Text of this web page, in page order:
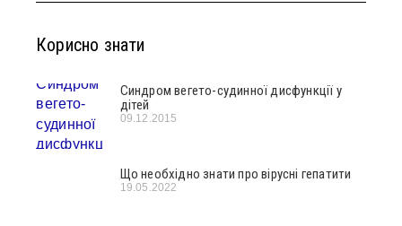
Корисно знати
Синдром вегето-судинної дисфункції у
дітей
09.12.2015
Що необхідно знати про вірусні гепатити
19.05.2022